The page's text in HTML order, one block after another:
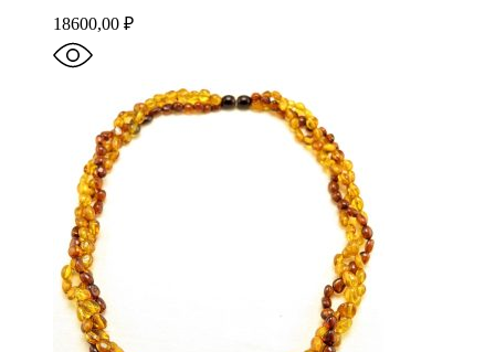
18600,00 ₽